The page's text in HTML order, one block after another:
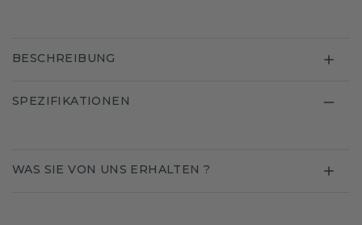
BESCHREIBUNG
SPEZIFIKATIONEN
WAS SIE VON UNS ERHALTEN ?